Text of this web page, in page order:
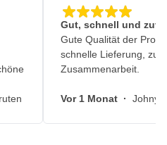
Gut, schnell und
Gute Qualität der
schnelle Lieferung,
Zusammenarbeit.
Vor 1 Monat · Johny,